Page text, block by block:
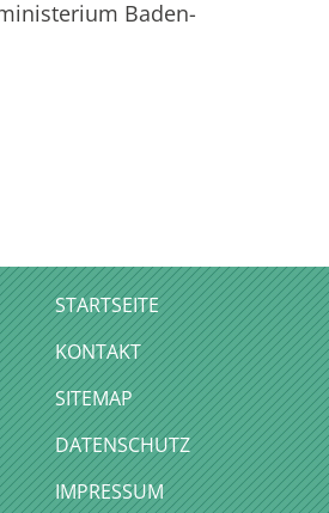
Baden-
STARTSEITE
KONTAKT
SITEMAP
DATENSCHUTZ
IMPRESSUM